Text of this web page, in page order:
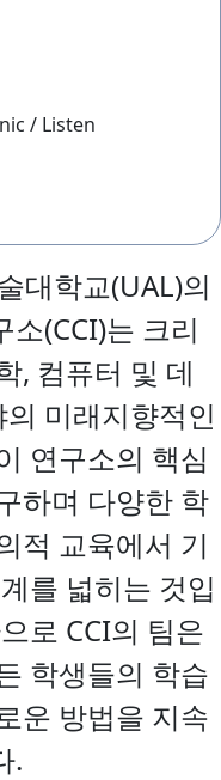
/ Listen
대학교(UAL)의
(CCI)는 크리
, 컴퓨터 및 데
미래지향적인
연구소의 핵심
하며 다양한 학
적 교육에서 기
를 넓히는 것입
로 CCI의 팀은
학생들의 학습
운 방법을 지속
.